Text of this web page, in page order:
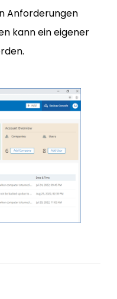
Anforderungen
kann ein eigener